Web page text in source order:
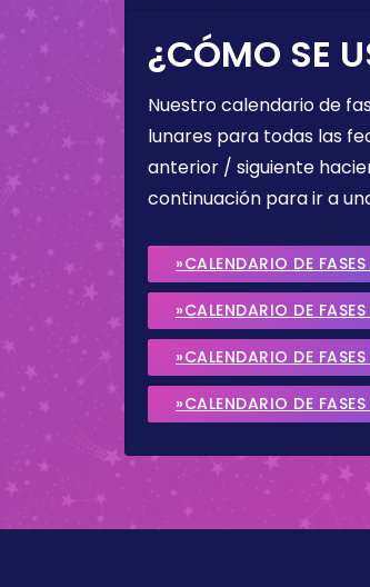
¿CÓMO SE
Nuestro calendario de
lunares para todas las
anterior / siguiente
continuación para ir a
»CALENDARIO DE
»CALENDARIO DE
»CALENDARIO DE
»CALENDARIO DE